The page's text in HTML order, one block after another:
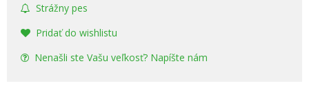
Strážny pes
Pridať do wishlistu
Nenašli ste Vašu veľkosť? Napíšte nám